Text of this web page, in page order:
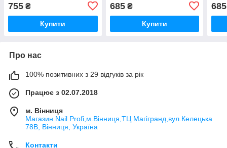
інструмент Сталекс
755 ₴
Купити
Сталекс для манікюру
685₴
Купити
685
Про нас
100% позитивних з 29 відгуків за рік
Працює з 02.07.2018
м. Вінниця
Магазин Nail Profi,м.Вінниця,ТЦ Магігранд,вул.Келецька
78В, Вінниця, Україна
Контакти